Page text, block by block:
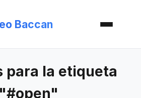
Baccan
para la etiqueta
"#open"